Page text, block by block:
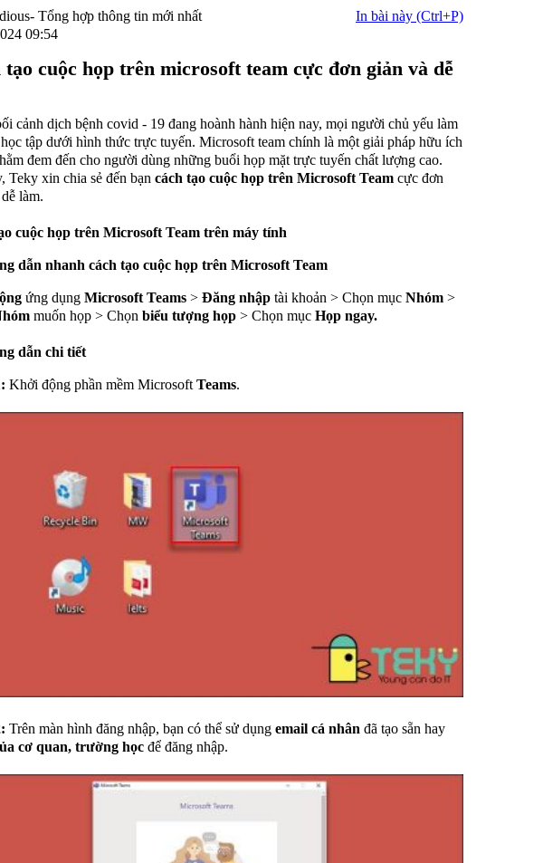
09:54
In bài này (Ctrl+P)
tạo cuộc họp trên microsoft team cực đơn giản và dễ
cảnh dịch bệnh covid - 19 đang hoành hành hiện nay, mọi người chủ yếu làm
tập dưới hình thức trực tuyến. Microsoft team chính là một giải pháp hữu ích
đem đến cho người dùng những buổi họp mặt trực tuyến chất lượng cao.
Teky xin chia sẻ đến bạn cách tạo cuộc họp trên Microsoft Team cực đơn
làm.
cuộc họp trên Microsoft Team trên máy tính
dẫn nhanh cách tạo cuộc họp trên Microsoft Team
ứng dụng Microsoft Teams > Đăng nhập tài khoản > Chọn mục Nhóm >
muốn họp > Chọn biểu tượng họp > Chọn mục Họp ngay.
dẫn chi tiết
Khởi động phần mềm MicrosoftTeams.
Trên màn hình đăng nhập, bạn có thể sử dụng email cá nhân đã tạo sẵn hay
cơ quan, trường học để đăng nhập.